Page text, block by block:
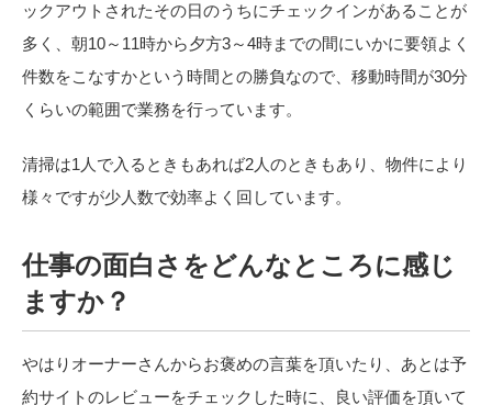
ックアウトされたその日のうちにチェックインがあることが
多く、朝10～ 11時から夕方3～4時までの間にいかに要領よく
件数をこなすかという時間との勝負なので、移動時間が30分
くらいの範囲で業務を行っています。
清掃は1 人で入るときもあれば2人のときもあり、物件により
様々ですが少人数で効率よく回しています。
仕事の面白さをどんなところに感じ
ますか？
やはりオーナーさんからお褒めの言葉を頂いたり、あとは予
約サイトのレビューをチェックした時に、良い評価を頂いて